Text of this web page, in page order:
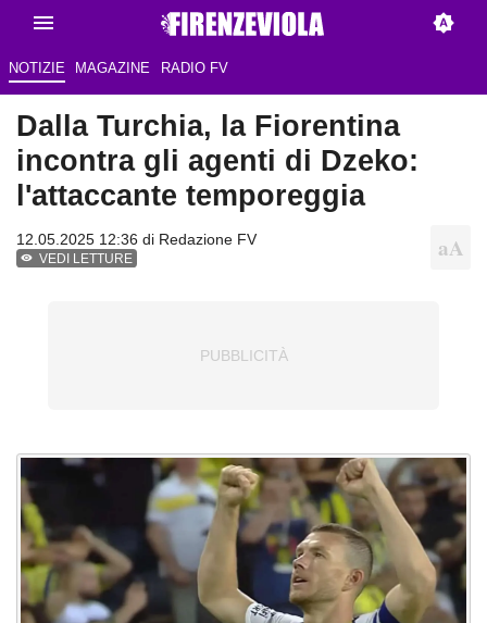
NOTIZIE MAGAZINE RADIO FV
Dalla Turchia, la Fiorentina
incontra gli agenti di Dzeko:
l'attaccante temporeggia
12.05.2025 12:36 di Redazione FV
VEDI LETTURE